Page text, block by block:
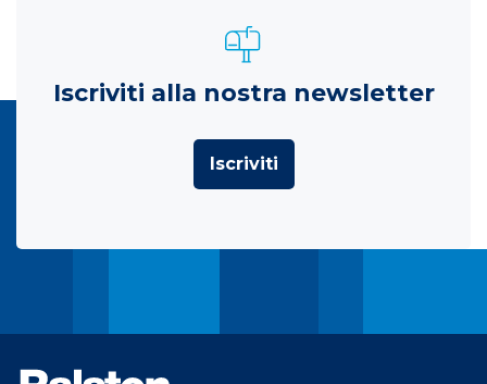
Iscriviti alla nostra newsletter
Iscriviti